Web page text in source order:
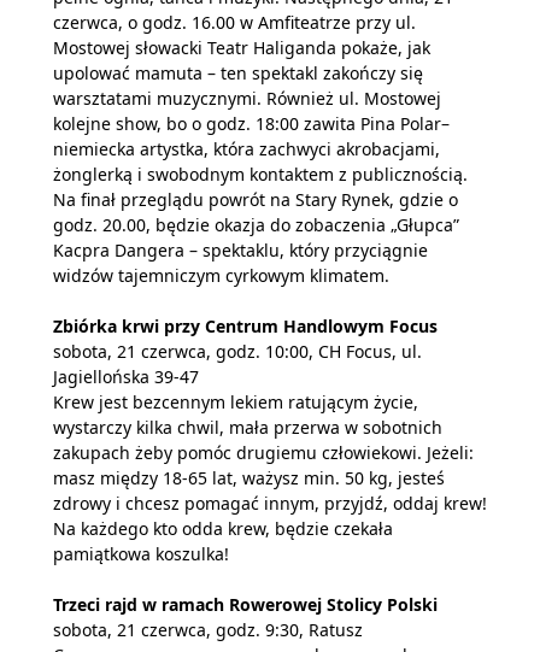
czerwca, o godz. 16.00 w Amfiteatrze przy ul.
Mostowej słowacki Teatr Haliganda pokaże, jak
upolować mamuta – ten spektakl zakończy się
warsztatami muzycznymi. Również ul. Mostowej
kolejne show, bo o godz. 18:00 zawita Pina Polar–
niemiecka artystka, która zachwyci akrobacjami,
żonglerką i swobodnym kontaktem z publicznością.
Na finał przeglądu powrót na Stary Rynek, gdzie o
godz. 20.00, będzie okazja do zobaczenia „Głupca”
Kacpra Dangera – spektaklu, który przyciągnie
widzów tajemniczym cyrkowym klimatem.
Zbiórka krwi przy Centrum Handlowym Focus
sobota, 21 czerwca, godz. 10:00, CH Focus, ul.
Jagiellońska 39-47
Krew jest bezcennym lekiem ratującym życie,
wystarczy kilka chwil, mała przerwa w sobotnich
zakupach żeby pomóc drugiemu człowiekowi. Jeżeli:
masz między 18-65 lat, ważysz min. 50 kg, jesteś
zdrowy i chcesz pomagać innym, przyjdź, oddaj krew!
Na każdego kto odda krew, będzie czekała
pamiątkowa koszulka!
Trzeci rajd w ramach Rowerowej Stolicy Polski
sobota, 21 czerwca, godz. 9:30, Ratusz